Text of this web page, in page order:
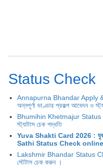
Status Check
Annapurna Bhandar Apply
অন্নপূর্ণা ভাণ্ডার প্রকল্প আবেদন ও
Bhumihin Khetmajur Status
স্ট্যাটাস চেক পদ্ধতি
Yuva Shakti Card 2026 : যুব
Sathi Status Check
Lakshmir Bhandar Status
স্টেটাস চেক করুন ।